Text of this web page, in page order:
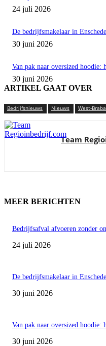
24 juli 2026
De bedrijfsmakelaar in
30 juni 2026
Van pak naar oversized
30 juni 2026
ARTIKEL GAAT OVER
Bedrijfsnieuws Nieuws West-
Team
MEER BERICHTEN
Bedrijfsafval afvoeren zonder
24 juli 2026
De bedrijfsmakelaar in
30 juni 2026
Van pak naar oversized hoodie:
30 juni 2026